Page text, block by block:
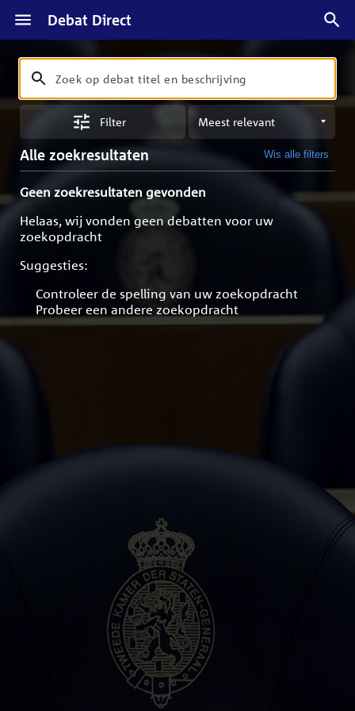
Debat Direct
Zoeken
Zoek
op
en
beschrijving
Filter
Sorteren
op
meest
Alle zoekresultaten Wis alle filters
Geen zoekresultaten gevonden
Helaas, wij vonden geen debatten voor uw
zoekopdracht
Suggesties:
Controleer de spelling van uw zoekopdracht
Probeer een andere zoekopdracht